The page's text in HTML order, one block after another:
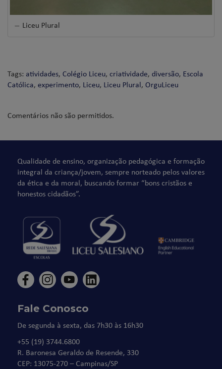
Liceu Plural
Tags: atividades, Colégio Liceu, criatividade, diversão, Escola
Católica, experimento, Liceu, Liceu Plural, OrguLiceu
Comentários não são permitidos.
Qualidade de ensino, organização pedagógica e formação
integral da criança/jovem, sempre norteado pelos valores
da ética e da moral, buscando formar “bons cristãos e
honestos cidadãos”.
Fale Conosco
De segunda à sexta, das 7h30 às 16h30
+55 (19) 3744.6800
R. Baronesa Geraldo de Resende, 330
CEP: 13075-270 – Campinas/SP